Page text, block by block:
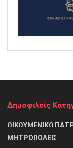
Δημοφιλείς
ΟΙΚΟΥΜΕΝΙΚΟ
ΜΗΤΡΟΠΟΛΕΙΣ